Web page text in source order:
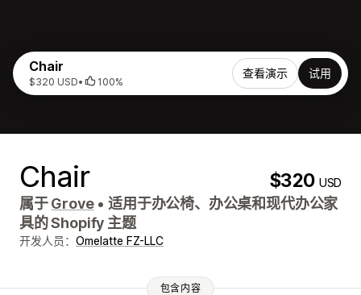
Chair
$320 USD• 100%
查看演示 试用
Chair $320USD
属于Grove • 适用于办公椅、办公桌和现代办公家
具的 Shopify 主题
开发人员： Omelatte FZ-LLC
包含内容